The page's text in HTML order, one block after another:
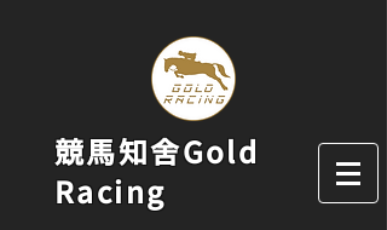
競馬知舍Gold
Racing